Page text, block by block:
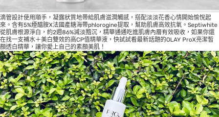
滴管設計使用順手，凝露狀質地帶給肌膚滋潤觸感，搭配淡淡花香心情開始愉悅起
來。含有5%煙醯胺X法國產糖海帶phlorogine提取，幫助肌膚高效抗氧。Septiwhite
從肌膚根源淨白，約2週86%減淡黯沉，精華通通吃進肌膚內層有效吸收，如果你還
在找一支補水＋美白雙效的高CP值精華液，快試試看最新話題的OLAY ProX亮潔皙
顏透白精華，讓你愛上自己的素顏美肌！